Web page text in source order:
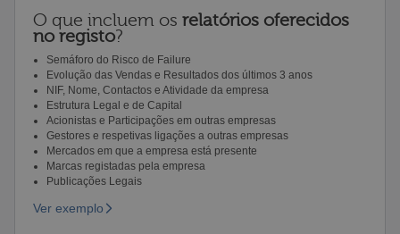
O que incluem os relatórios oferecidos
no registo?
Semáforo do Risco de Failure
Evolução das Vendas e Resultados dos últimos 3 anos
NIF, Nome, Contactos e Atividade da empresa
Estrutura Legal e de Capital
Acionistas e Participações em outras empresas
Gestores e respetivas ligações a outras empresas
Mercados em que a empresa está presente
Marcas registadas pela empresa
Publicações Legais
Ver exemplo